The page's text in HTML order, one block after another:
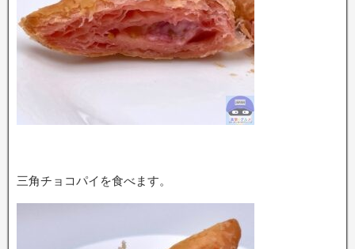
三角チョコパイを食べます。